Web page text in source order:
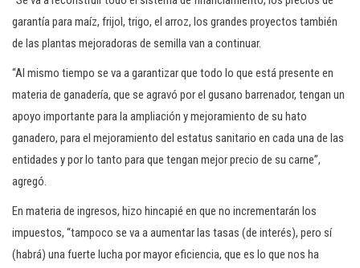
garantía para maíz, frijol, trigo, el arroz, los grandes proyectos también
de las plantas mejoradoras de semilla van a continuar.
“Al mismo tiempo se va a garantizar que todo lo que está presente en
materia de ganadería, que se agravó por el gusano barrenador, tengan un
apoyo importante para la ampliación y mejoramiento de su hato
ganadero, para el mejoramiento del estatus sanitario en cada una de las
entidades y por lo tanto para que tengan mejor precio de su carne”,
agregó.
En materia de ingresos, hizo hincapié en que no incrementarán los
impuestos, “tampoco se va a aumentar las tasas (de interés), pero sí
(habrá) una fuerte lucha por mayor eficiencia, que es lo que nos ha